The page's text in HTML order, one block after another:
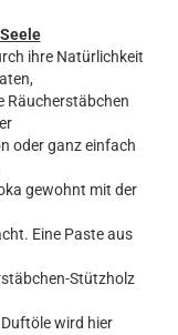
ihre Natürlichkeit
Räucherstäbchen
oder ganz einfach
gewohnt mit der
Eine Paste aus
Stützholz
wird hier